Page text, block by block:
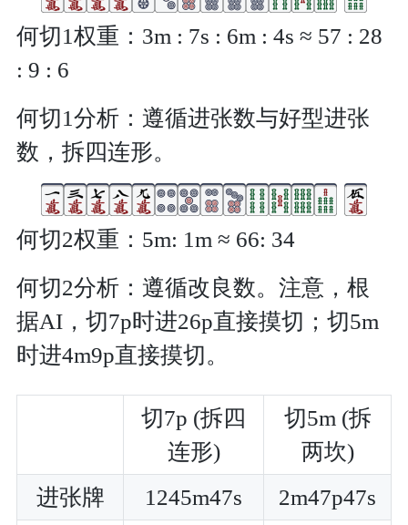
何切1权重：3m : 7s : 6m : 4s ≈ 57 : 28
: 9 : 6
何切1分析：遵循进张数与好型进张
数，拆四连形。
何切2权重：5m: 1m ≈ 66: 34
何切2分析：遵循改良数。注意，根
据AI，切7p时进26p直接摸切；切5m
时进4m9p直接摸切。
切7p (拆四
连形)
切5m (拆
两坎)
进张牌
1245m47s
2m47p47s